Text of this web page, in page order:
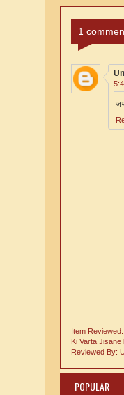
1
Item Reviewed:
Ki Varta
Reviewed By:
POPULAR